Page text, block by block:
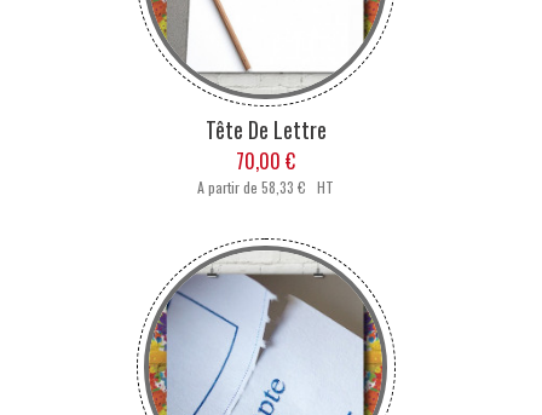
Tête De Lettre
70,00 €
A partir de58,33 € HT